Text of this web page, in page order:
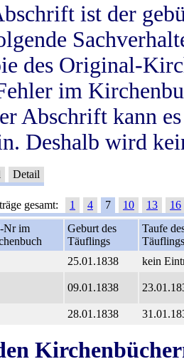
ist der
des Original-
im
Abschrift kann
Deshalb wird
Detail
gesamt: 1 4 7 10 13
16
Nr im
Geburt des
Täuflings
Taufe
Täuflings
25.01.1838 kein
09.01.1838
28.01.1838